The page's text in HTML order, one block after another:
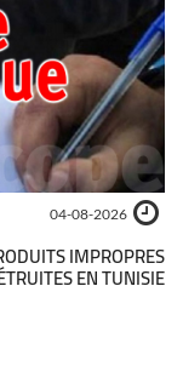
04-08-2026
IMPROPRES
EN TUNISIE